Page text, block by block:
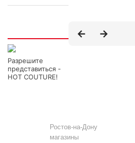
Разрешите
представиться -
HOT COUTURE!
магазины
Ростов-на-Дону